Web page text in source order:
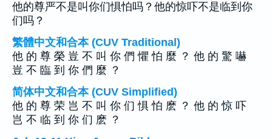
他的尊严不是叫你们惧怕吗？他的惊吓不是临到你
们吗？
繁體中文和合本 (CUV Traditional)
他 的 尊 榮 豈 不 叫 你 們 懼 怕 麼 ？ 他 的 驚 嚇
豈 不 臨 到 你 們 麼 ？
简体中文和合本 (CUV Simplified)
他 的 尊 荣 岂 不 叫 你 们 惧 怕 麽 ？ 他 的 惊 吓
岂 不 临 到 你 们 麽 ？